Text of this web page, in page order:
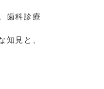
歯科診療
知見と、